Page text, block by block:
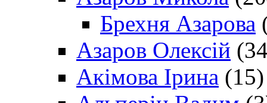
Брехня Азарова
Азаров Олексій
Акімова Ірина (15)